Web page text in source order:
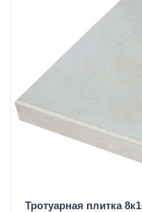
Тротуарная плитка